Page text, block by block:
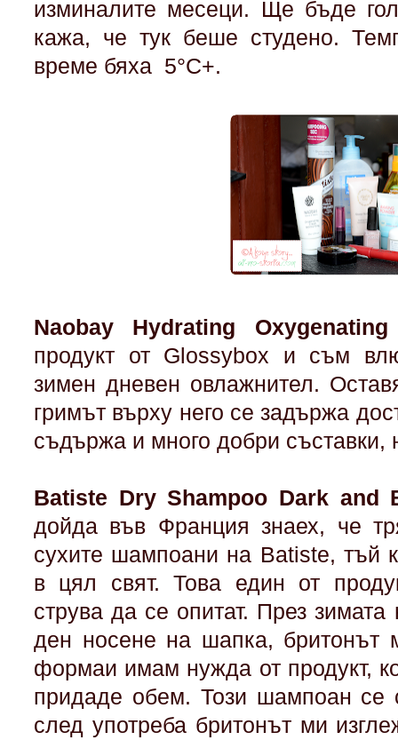
изминалите месеци. Ще бъде
кажа, че тук беше студено.
време бяха 5°C+.
Naobay Hydrating
продукт от Glossybox и съм
зимен дневен овлажнител.
гримът върху него се задържа
съдържа и много добри съставки,
Batiste Dry Shampoo Dark and
дойда във Франция знаех, че
сухите шампоани на Batiste, тъй
в цял свят. Това един от
струва да се опитат. През
ден носене на шапка, бритонът
формаи имам нужда от продукт,
придаде обем. Този шампоан се
след употреба бритонът ми